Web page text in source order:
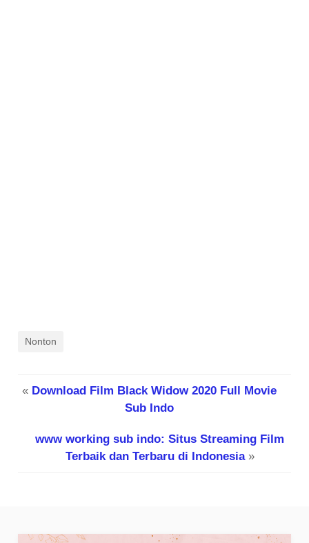
Nonton
« Download Film Black Widow 2020 Full Movie
Sub Indo
www working sub indo: Situs Streaming Film
Terbaik dan Terbaru di Indonesia»